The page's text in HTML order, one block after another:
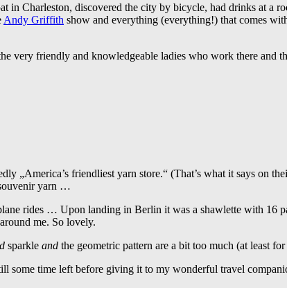
Charleston, discovered the city by bicycle, had drinks at a
Andy Griffith show and everything (everything!) that comes
very friendly and knowledgeable ladies who work there and
„America’s friendliest yarn store.“ (That’s what it says on
yarn …
rides … Upon landing in Berlin it was a shawlette with 16
me. So lovely.
sparkle and the geometric pattern are a bit too much (at least for
some time left before giving it to my wonderful travel